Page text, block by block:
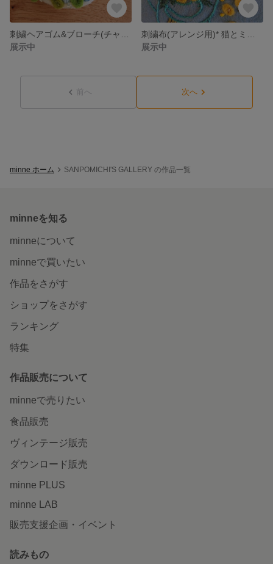
展示中
展示中
前へ 次へ
minne ホーム SANPOMICHI'S GALLERY の作品一覧
minneを知る
minneについて
minneで買いたい
作品をさがす
ショップをさがす
ランキング
特集
作品販売について
minneで売りたい
食品販売
ヴィンテージ販売
ダウンロード販売
minne PLUS
minne LAB
販売支援企画・イベント
読みもの